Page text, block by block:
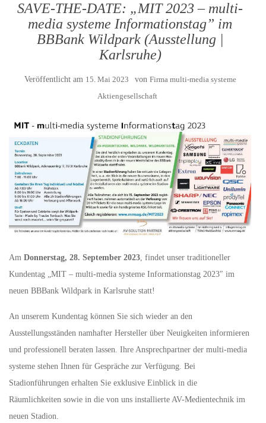
SAVE-THE-DATE: „MIT 2023 – multi-
media systeme Informationstag” im
BBBank Wildpark (Ausstellung |
Karlsruhe)
Veröffentlicht am 15. Mai 2023 von Firma multi-media systeme
Aktiengesellschaft
Am Donnerstag, 28. September 2023, findet unser traditioneller
Kundentag „MIT – multi-media systeme Informationstag 2023″ im
neuen BBBank Wildpark in Karlsruhe statt!
An unserem Kundentag können Sie sich wieder an den
Ausstellungsständen namhafter Hersteller über Neuigkeiten informieren
und professionell beraten lassen. Ihre Ansprechpartner der multi-media
systeme stehen Ihnen für Gespräche zur Verfügung. Bei
Stadionführungen erhalten Sie exklusive Einblick in die
Räumlichkeiten sowie in die von uns installierte AV-Medientechnik im
neuen Stadion.